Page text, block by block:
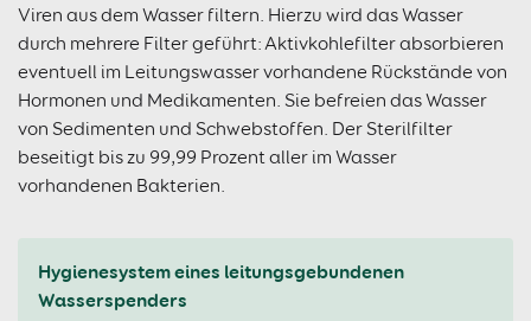
Viren aus dem Wasser filtern. Hierzu wird das Wasser
durch mehrere Filter geführt: Aktivkohlefilter absorbieren
eventuell im Leitungswasser vorhandene Rückstände von
Hormonen und Medikamenten. Sie befreien das Wasser
von Sedimenten und Schwebstoffen. Der Sterilfilter
beseitigt bis zu 99,99 Prozent aller im Wasser
vorhandenen Bakterien.
Hygienesystem eines leitungsgebundenen
Wasserspenders